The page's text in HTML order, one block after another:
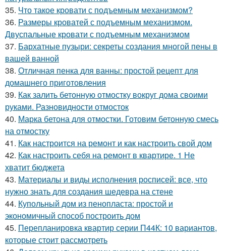
35. Что такое кровати с подъемным механизмом?
36. Размеры кроватей с подъемным механизмом.
Двуспальные кровати с подъемным механизмом
37. Бархатные пузыри: секреты создания многой пены в
вашей ванной
38. Отличная пенка для ванны: простой рецепт для
домашнего приготовления
39. Как залить бетонную отмостку вокруг дома своими
руками. Разновидности отмосток
40. Марка бетона для отмостки. Готовим бетонную смесь
на отмостку
41. Как настроится на ремонт и как настроить свой дом
42. Как настроить себя на ремонт в квартире. 1 Не
хватит бюджета
43. Материалы и виды исполнения росписей: все, что
нужно знать для создания шедевра на стене
44. Купольный дом из пенопласта: простой и
экономичный способ построить дом
45. Перепланировка квартир серии П44К: 10 вариантов,
которые стоит рассмотреть